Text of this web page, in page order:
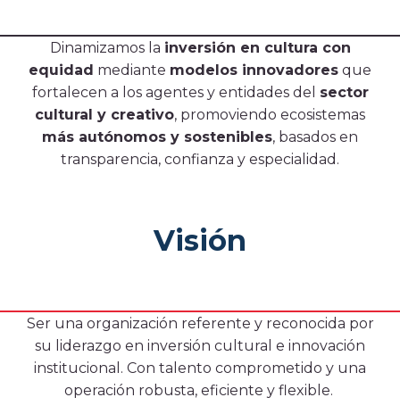
promueve CoCrea?
Proyectos estratégicos
Cumbre del Jaguar
Ciudadanos del Río
Proyectos
Avalados
Priorizados
2023
Convocatoria CoCrea 2026
Convocatoria Crea Digital
Convocatoria Territorios
Dinamizamos la inversión en cultura con
equidad mediante modelos innovadores que
fortalecen a los agentes y entidades del sector
cultural y creativo, promoviendo ecosistemas
más autónomos y sostenibles, basados en
transparencia, confianza y especialidad.
Visión
Ser una organización referente y reconocida por
su liderazgo en inversión cultural e innovación
institucional. Con talento comprometido y una
operación robusta, eficiente y flexible.